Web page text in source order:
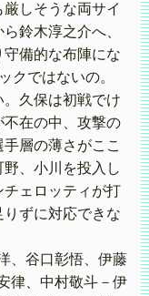
しそうな両サイ
鈴木淳之介へ、
備的な布陣にな
クではないの。
久保は初戦でけ
在の中、攻撃の
層の薄さがここ
、小川を投入し
ェロッティが打
ずに対応できな
、谷口彰悟、伊藤
律、中村敬斗－伊